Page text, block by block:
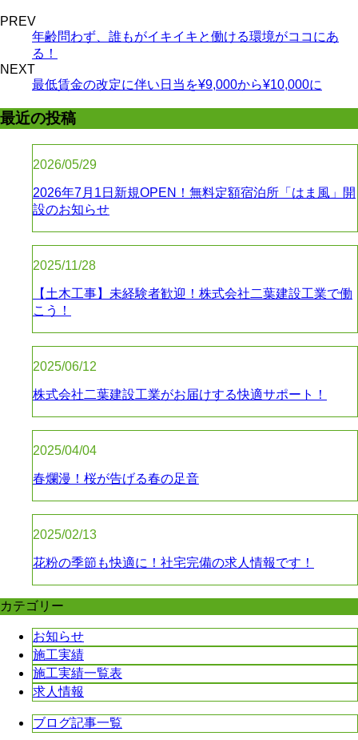
PREV
年齢問わず、誰もがイキイキと働ける環境がココにあ
る！
NEXT
最低賃金の改定に伴い日当を¥9,000から¥10,000に
最近の投稿
2026/05/29
2026年7月1日新規OPEN！無料定額宿泊所「はま風」開
設のお知らせ
2025/11/28
【土木工事】未経験者歓迎！株式会社二葉建設工業で働
こう！
2025/06/12
株式会社二葉建設工業がお届けする快適サポート！
2025/04/04
春爛漫！桜が告げる春の足音
2025/02/13
花粉の季節も快適に！社宅完備の求人情報です！
カテゴリー
お知らせ
施工実績
施工実績一覧表
求人情報
ブログ記事一覧